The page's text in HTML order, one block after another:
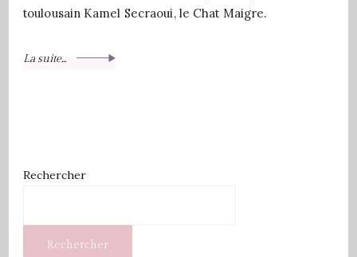
toulousain Kamel Secraoui, le Chat Maigre.
La suite...
Rechercher
Rechercher